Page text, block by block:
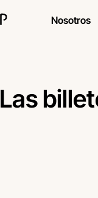
Nosotros
Las